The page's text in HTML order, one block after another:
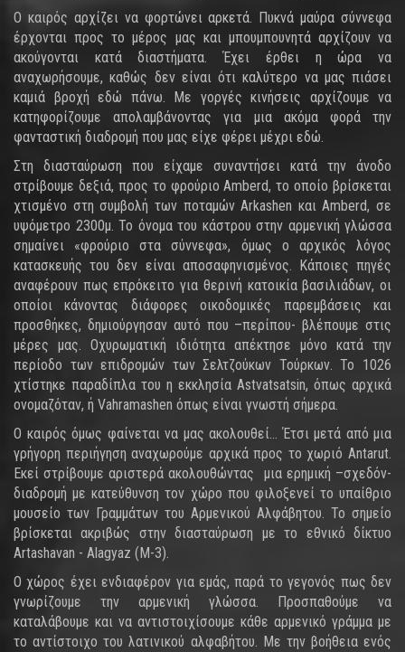
Ο καιρός αρχίζει να φορτώνει αρκετά. Πυκνά μαύρα σύννεφα
έρχονται προς το μέρος μας και μπουμπουνητά αρχίζουν να
ακούγονται κατά διαστήματα. Έχει έρθει η ώρα να
αναχωρήσουμε, καθώς δεν είναι ότι καλύτερο να μας πιάσει
καμιά βροχή εδώ πάνω. Με γοργές κινήσεις αρχίζουμε να
κατηφορίζουμε απολαμβάνοντας για μια ακόμα φορά την
φανταστική διαδρομή που μας είχε φέρει μέχρι εδώ.
Στη διασταύρωση που είχαμε συναντήσει κατά την άνοδο
στρίβουμε δεξιά, προς το φρούριο Amberd, το οποίο βρίσκεται
χτισμένο στη συμβολή των ποταμών Arkashen και Amberd, σε
υψόμετρο 2300μ. Το όνομα του κάστρου στην αρμενική γλώσσα
σημαίνει «φρούριο στα σύννεφα», όμως ο αρχικός λόγος
κατασκευής του δεν είναι αποσαφηνισμένος. Κάποιες πηγές
αναφέρουν πως επρόκειτο για θερινή κατοικία βασιλιάδων, οι
οποίοι κάνοντας διάφορες οικοδομικές παρεμβάσεις και
προσθήκες, δημιούργησαν αυτό που –περίπου- βλέπουμε στις
μέρες μας. Οχυρωματική ιδιότητα απέκτησε μόνο κατά την
περίοδο των επιδρομών των Σελτζούκων Τούρκων. Το 1026
χτίστηκε παραδίπλα του η εκκλησία Astvatsatsin, όπως αρχικά
ονομαζόταν, ή Vahramashen όπως είναι γνωστή σήμερα.
Ο καιρός όμως φαίνεται να μας ακολουθεί... Έτσι μετά από μια
γρήγορη περιήγηση αναχωρούμε αρχικά προς το χωριό Antarut.
Εκεί στρίβουμε αριστερά ακολουθώντας μια ερημική –σχεδόν-
διαδρομή με κατεύθυνση τον χώρο που φιλοξενεί το υπαίθριο
μουσείο των Γραμμάτων του Αρμενικού Αλφάβητου. Το σημείο
βρίσκεται ακριβώς στην διασταύρωση με το εθνικό δίκτυο
Artashavan - Alagyaz (Μ-3).
Ο χώρος έχει ενδιαφέρον για εμάς, παρά το γεγονός πως δεν
γνωρίζουμε την αρμενική γλώσσα. Προσπαθούμε να
καταλάβουμε και να αντιστοιχίσουμε κάθε αρμενικό γράμμα με
το αντίστοιχο του λατινικού αλφαβήτου. Με την βοήθεια ενός